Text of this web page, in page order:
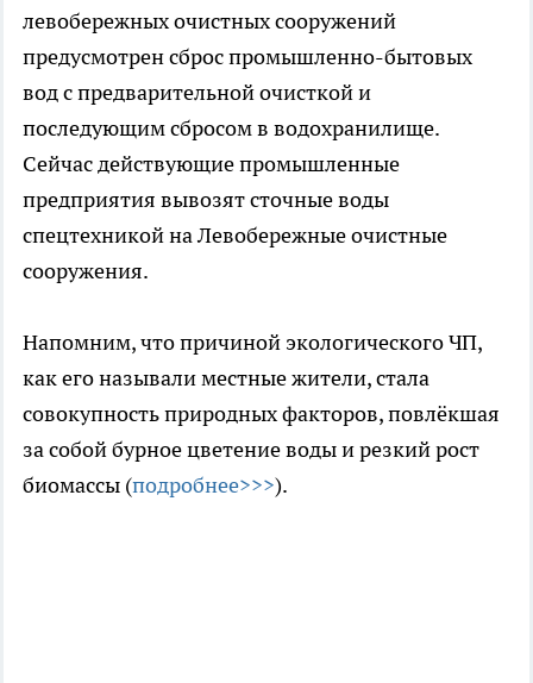
левобережных очистных сооружений
предусмотрен сброс промышленно-бытовых
вод с предварительной очисткой и
последующим сбросом в водохранилище.
Сейчас действующие промышленные
предприятия вывозят сточные воды
спецтехникой на Левобережные очистные
сооружения.
Напомним, что причиной экологического ЧП,
как его называли местные жители, стала
совокупность природных факторов, повлёкшая
за собой бурное цветение воды и резкий рост
биомассы (подробнее>>>).